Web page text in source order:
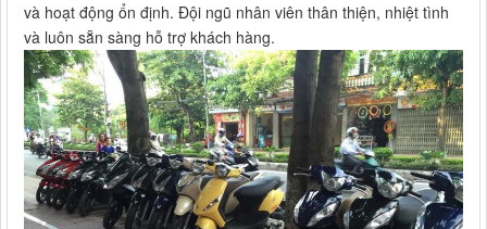
và hoạt động ổn định. Đội ngũ nhân viên thân thiện, nhiệt tình
và luôn sẵn sàng hỗ trợ khách hàng.